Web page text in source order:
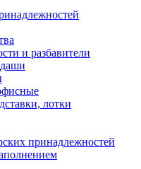
и разбавители
лотки
принадлежностей